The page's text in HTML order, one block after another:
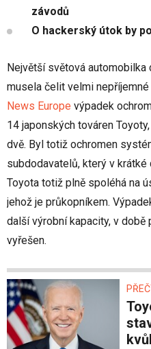
závodů
O hackerský útok by
Největší světová automobilka
musela čelit velmi
News Europe výpadek
14 japonských továren
dvě. Byl totiž ochromen
subdodavatelů, který v
Toyota totiž plně spoléhá na
jehož je průkopníkem.
další výrobní kapacity, v
vyřešen.
Toyota a Stellantis se silně